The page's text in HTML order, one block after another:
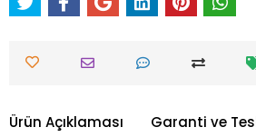
Ürün Açıklaması Garanti ve